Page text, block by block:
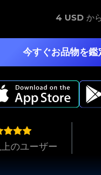
のユーザー
今すぐお品物を鑑
4 USD から